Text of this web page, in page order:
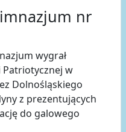
nr
wygrał
Patriotycznej w
Dolnośląskiego
z prezentujących
do galowego